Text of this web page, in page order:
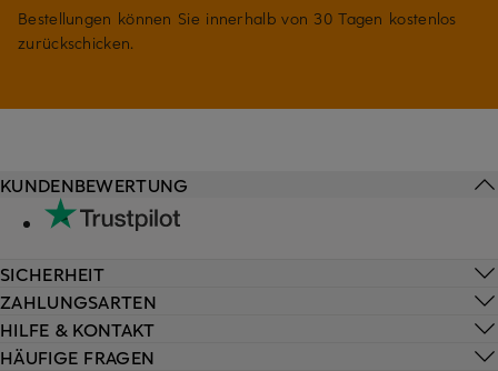
Bestellungen können Sie innerhalb von 30 Tagen kostenlos
zurückschicken.
HILFE & KONTAKT
HÄUFIGE FRAGEN
KUNDENBEWERTUNG
SICHERHEIT
ZAHLUNGSARTEN